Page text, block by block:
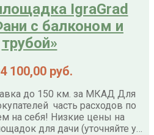
IgraGrad
с балконом и
трубой»
100,00 руб.
до 150 км. за МКАД Для
часть расходов по
на себя! Низкие цены на
для дачи (уточняйте у…